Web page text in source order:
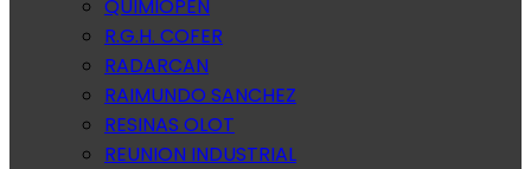
QUIMIOPEN
R.G.H. COFER
RADARCAN
RAIMUNDO SANCHEZ
RESINAS OLOT
REUNION INDUSTRIAL